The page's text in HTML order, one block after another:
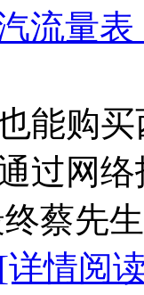
流量
能购
过网
蔡先
[详情阅